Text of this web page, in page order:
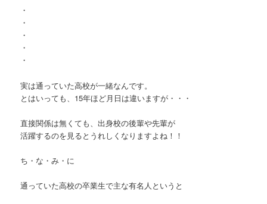
・
・
・
・
・
実は通っていた高校が一緒なんです。
とはいっても、15年ほど月日は違いますが・・・
直接関係は無くても、出身校の後輩や先輩が
活躍するのを見るとうれしくなりますよね！！
ち・な・み・に
通っていた高校の卒業生で主な有名人というと